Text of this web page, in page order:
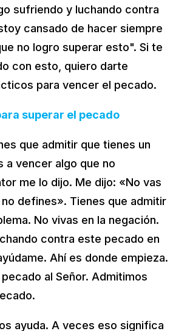
sufriendo y luchando contra
cansado de hacer siempre
no logro superar esto". Si te
con esto, quiero darte
para vencer el pecado.
superar el pecado
que admitir que tienes un
a vencer algo que no
me lo dijo. Me dijo: «No vas
defines». Tienes que admitir
No vivas en la negación.
contra este pecado en
Ahí es donde empieza.
al Señor. Admitimos
ayuda. A veces eso significa